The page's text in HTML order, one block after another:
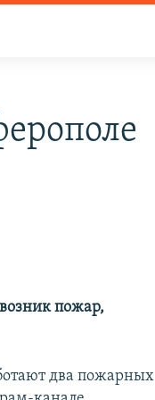
пожар,
два пожарных